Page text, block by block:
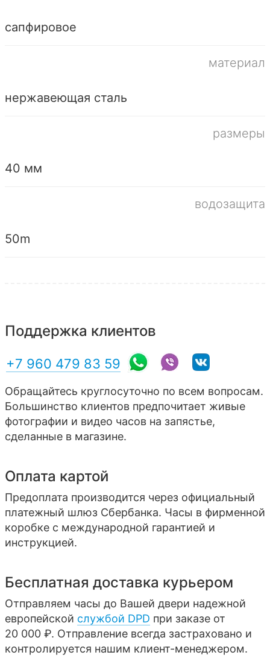
сапфировое
материал
нержавеющая сталь
размеры
40 мм
водозащита
50m
Поддержка клиентов
+7 960 479 83 59
Обращайтесь круглосуточно по всем вопросам.
Большинство клиентов предпочитает живые
фотографии и видео часов на запястье,
сделанные в магазине.
Оплата картой
Предоплата производится через официальный
платежный шлюз Сбербанка. Часы в фирменной
коробке с международной гарантией и
инструкцией.
Бесплатная доставка курьером
Отправляем часы до Вашей двери надежной
европейской службой DPD при заказе от
20 000 ₽. Отправление всегда застраховано и
контролируется нашим клиент-менеджером.